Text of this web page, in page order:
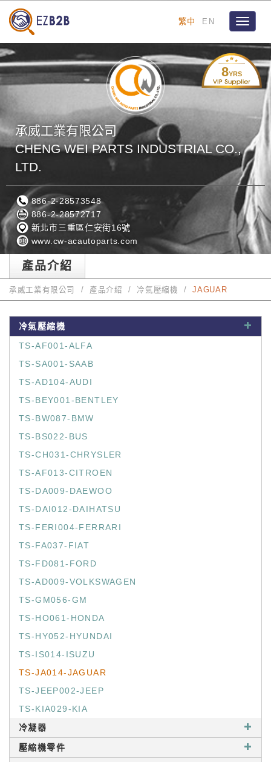
繁中 EN
Toggle
8YRS
承威工業有限公司
CHENG WEI PARTS INDUSTRIAL CO.,
LTD.
886-2-28573548
886-2-28572717
新北市三重區仁安街16號
www.cw-acautoparts.com
產品介紹
承威工業有限公司 產品介紹 冷氣壓縮機 JAGUAR
冷氣壓縮機
TS-AF001-ALFA
TS-SA001-SAAB
TS-AD104-AUDI
TS-BEY001-BENTLEY
TS-BW087-BMW
TS-BS022-BUS
TS-CH031-CHRYSLER
TS-AF013-CITROEN
TS-DA009-DAEWOO
TS-DAI012-DAIHATSU
TS-FERI004-FERRARI
TS-FA037-FIAT
TS-FD081-FORD
TS-AD009-VOLKSWAGEN
TS-GM056-GM
TS-HO061-HONDA
TS-HY052-HYUNDAI
TS-IS014-ISUZU
TS-JA014-JAGUAR
TS-JEEP002-JEEP
TS-KIA029-KIA
冷凝器
壓縮機零件